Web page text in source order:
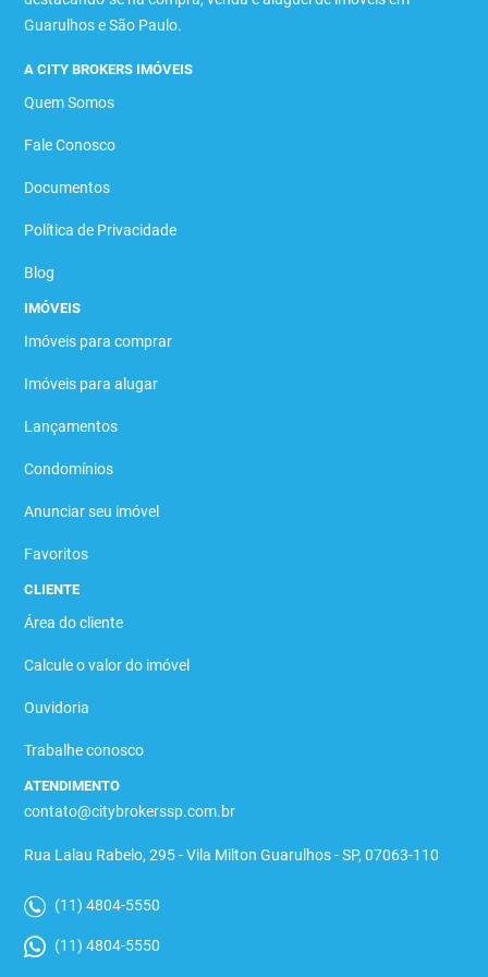
Guarulhos e São Paulo.
A CITY BROKERS IMÓVEIS
Quem Somos
Fale Conosco
Documentos
Política de Privacidade
Blog
IMÓVEIS
Imóveis para comprar
Imóveis para alugar
Lançamentos
Condomínios
Anunciar seu imóvel
Favoritos
CLIENTE
Área do cliente
Calcule o valor do imóvel
Ouvidoria
Trabalhe conosco
ATENDIMENTO
contato@citybrokerssp.com.br
Rua Lalau Rabelo, 295 - Vila Milton Guarulhos - SP, 07063-110
(11) 4804-5550
(11) 4804-5550